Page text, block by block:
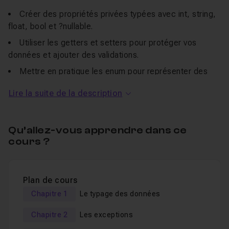
Créer des propriétés privées typées avec int, string,
float, bool et ?nullable.
Utiliser les getters et setters pour protéger vos
données et ajouter des validations.
Mettre en pratique les enum pour représenter des
Calculer des valeurs avec des unions types (int|float)
Implémenter des classes readonly pour garantir
l’immuabilité de certaines entités métier.
Une classe User pour gérer les utilisateurs et leur
Une classe Product pour gérer les produits, leurs prix
Lire la suite de la description
Qu’allez-vous apprendre dans ce
cours ?
Plan de cours
Chapitre 1 Le typage des données
Chapitre 2 Les exceptions